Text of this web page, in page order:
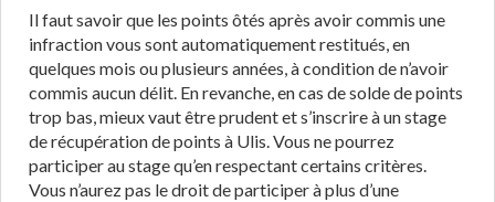
Il faut savoir que les points ôtés après avoir commis une
infraction vous sont automatiquement restitués, en
quelques mois ou plusieurs années, à condition de n’avoir
commis aucun délit. En revanche, en cas de solde de points
trop bas, mieux vaut être prudent et s’inscrire à un stage
de récupération de points à Ulis. Vous ne pourrez
participer au stage qu’en respectant certains critères.
Vous n’aurez pas le droit de participer à plus d’une